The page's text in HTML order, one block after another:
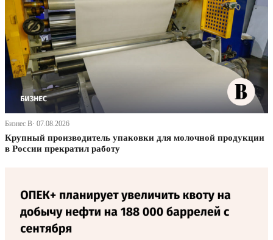
Бизнес В· 07.08.2026
Крупный производитель упаковки для молочной продукции
в России прекратил работу